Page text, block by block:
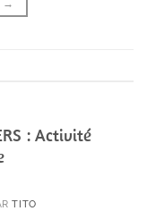
→
: Activité
TITO